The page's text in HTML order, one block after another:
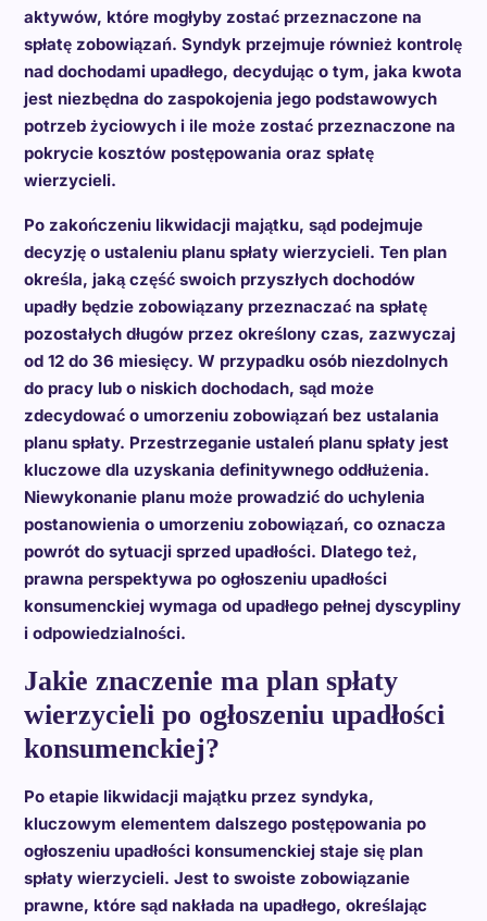
aktywów, które mogłyby zostać przeznaczone na
spłatę zobowiązań. Syndyk przejmuje również kontrolę
nad dochodami upadłego, decydując o tym, jaka kwota
jest niezbędna do zaspokojenia jego podstawowych
potrzeb życiowych i ile może zostać przeznaczone na
pokrycie kosztów postępowania oraz spłatę
wierzycieli.
Po zakończeniu likwidacji majątku, sąd podejmuje
decyzję o ustaleniu planu spłaty wierzycieli. Ten plan
określa, jaką część swoich przyszłych dochodów
upadły będzie zobowiązany przeznaczać na spłatę
pozostałych długów przez określony czas, zazwyczaj
od 12 do 36 miesięcy. W przypadku osób niezdolnych
do pracy lub o niskich dochodach, sąd może
zdecydować o umorzeniu zobowiązań bez ustalania
planu spłaty. Przestrzeganie ustaleń planu spłaty jest
kluczowe dla uzyskania definitywnego oddłużenia.
Niewykonanie planu może prowadzić do uchylenia
postanowienia o umorzeniu zobowiązań, co oznacza
powrót do sytuacji sprzed upadłości. Dlatego też,
prawna perspektywa po ogłoszeniu upadłości
konsumenckiej wymaga od upadłego pełnej dyscypliny
i odpowiedzialności.
Jakie znaczenie ma plan spłaty
wierzycieli po ogłoszeniu upadłości
konsumenckiej?
Po etapie likwidacji majątku przez syndyka,
kluczowym elementem dalszego postępowania po
ogłoszeniu upadłości konsumenckiej staje się plan
spłaty wierzycieli. Jest to swoiste zobowiązanie
prawne, które sąd nakłada na upadłego, określając